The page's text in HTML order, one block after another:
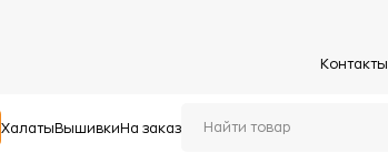
Контакты
Халаты Вышивки На заказ